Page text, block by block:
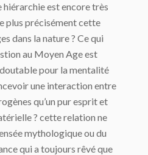
hiérarchie est encore très
plus précisément cette
dans la nature ? Ce qui
au Moyen Age est
pour la mentalité
une interaction entre
qu’un pur esprit et
? cette relation ne
mythologique ou du
qui a toujours rêvé que